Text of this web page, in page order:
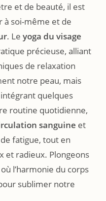
et de beauté, il est
à soi-même et de
. Leyoga du visage
précieuse, alliant
de relaxation
notre peau, mais
quelques
routine quotidienne,
sanguine et
fatigue, tout en
et radieux. Plongeons
l’harmonie du corps
sublimer notre